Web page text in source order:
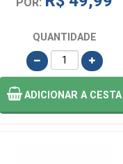
POR:
QUANTIDADE
ADICIONARA CESTA